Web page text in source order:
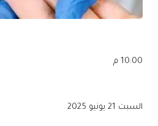
10:00 م
السبت 21 يونيو 2025